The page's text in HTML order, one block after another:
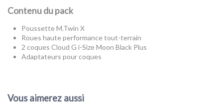
Contenu du pack
Poussette M.Twin X
Roues haute performance tout-terrain
2 coques Cloud G i-Size Moon Black Plus
Adaptateurs pour coques
Vous aimerez aussi